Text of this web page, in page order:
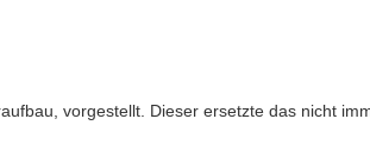
vorgestellt. Dieser ersetzte das nicht